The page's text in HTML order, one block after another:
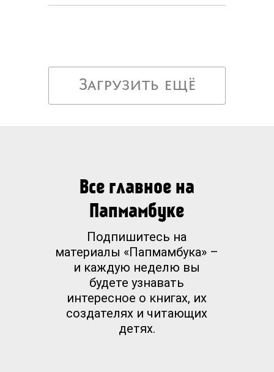
Загрузить ещё
Все главное на
Папмамбуке
Подпишитесь на
материалы «Папмамбука» –
и каждую неделю вы
будете узнавать
интересное о книгах, их
создателях и читающих
детях.